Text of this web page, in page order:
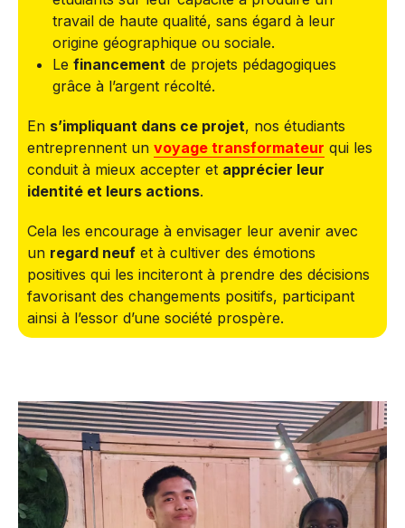
travail de haute qualité, sans égard à leur
origine géographique ou sociale.
Le financement de projets pédagogiques
grâce à l’argent récolté.
En s’impliquant dans ce projet, nos étudiants
entreprennent un voyage transformateur qui les
conduit à mieux accepter et apprécier leur
identité et leurs actions.
Cela les encourage à envisager leur avenir avec
un regard neuf et à cultiver des émotions
positives qui les inciteront à prendre des décisions
favorisant des changements positifs, participant
ainsi à l’essor d’une société prospère.